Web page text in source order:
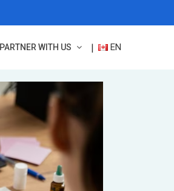
PARTNER WITH US | EN